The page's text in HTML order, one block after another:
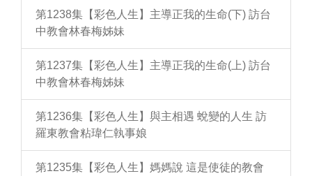
第1238集【彩色人生】主導正我的生命(下) 訪台
中教會林春梅姊妹
第1237集【彩色人生】主導正我的生命(上) 訪台
中教會林春梅姊妹
第1236集【彩色人生】與主相遇 蛻變的人生 訪
羅東教會粘瑋仁執事娘
第1235集【彩色人生】媽媽說 這是使徒的教會